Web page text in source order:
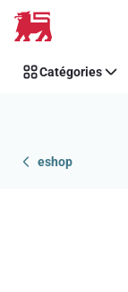
Passer
Catégories
eshop